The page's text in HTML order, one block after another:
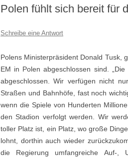
Polen fühlt sich bereit für
Schreibe eine Antwort
Polens Ministerpräsident Donald Tusk,
EM in Polen abgeschlossen sind.
abgeschlossen. Wir verfügen nicht
Straßen und Bahnhöfe, fast noch
wenn die Spiele von Hunderten
den Stadion verfolgt werden. Wir
toller Platz ist, ein Platz, wo große
lohnt, dorthin auch wieder
die Regierung umfangreiche Auf-,